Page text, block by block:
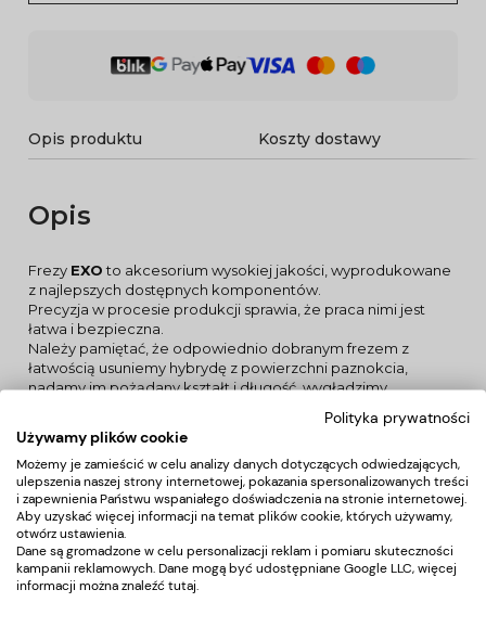
Opis produktu Koszty dostawy
Opis
Frezy EXOto akcesorium wysokiej jakości, wyprodukowane
z najlepszych dostępnych komponentów.
Precyzja w procesie produkcji sprawia, że praca nimi jest
łatwa i bezpieczna.
Należy pamiętać, że odpowiednio dobranym frezem z
łatwością usuniemy hybrydę z powierzchni paznokcia,
nadamy im pożądany kształt i długość, wygładzimy
przenosi ciepła, więc nie powstaje nieprzyjemne uczucia
grzania.
ZASTOSOWANIE:
Frez owalny ceramiczny jest niezastąpiony do ściągania żelu i
akrylu. Doskonale sprawdza się w pracy również przy pracy
na paznokciach naturalnych, stanowczo przyspieszając
zabieg bez szkody dla finalnego efektu estetycznego.
DANE TECHNICZNE:
- materiał:tlenek cyrkonu
Polityka prywatności
Używamy plików cookie
Możemy je zamieścić w celu analizy danych dotyczących odwiedzających,
ulepszenia naszej strony internetowej, pokazania spersonalizowanych treści
i zapewnienia Państwu wspaniałego doświadczenia na stronie internetowej.
Aby uzyskać więcej informacji na temat plików cookie, których używamy,
otwórz ustawienia.
Dane są gromadzone w celu personalizacji reklam i pomiaru skuteczności
kampanii reklamowych. Dane mogą być udostępniane Google LLC, więcej
informacji można znaleźć tutaj